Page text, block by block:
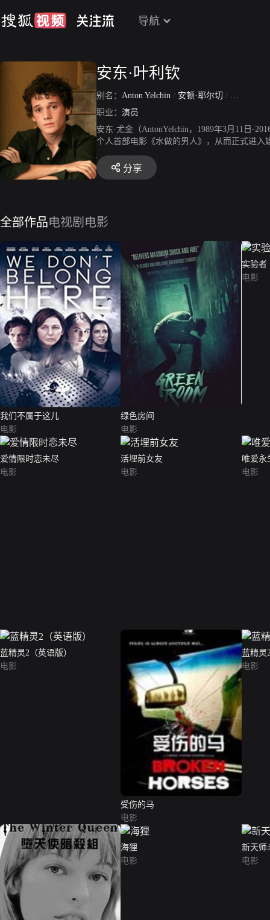
导航
安东·叶利钦
别名： Anton Yelchin / 安顿·耶尔切 / 安东·尤金
职业： 演员
安东·尤金（AntonYelchin，1989年3月11日-
个人首部电影《水做的男人》，从而正式进入
年，参演科幻剧《劫持》。2007年，安东·
《查理·巴特利》。2009年，出演科幻电影《
尤金因在美国南加州遭遇车祸而离世。2018
分享
全部作品电视剧 电影
我们不属于这儿
电影
绿色房间
电影
实验者
电影
爱情限时恋未尽
电影
活埋前女友
电影
唯爱永
电影
蓝精灵2（英语版）
电影
受伤的马
电影
蓝精灵
电影
海狸
电影
新天师
电影